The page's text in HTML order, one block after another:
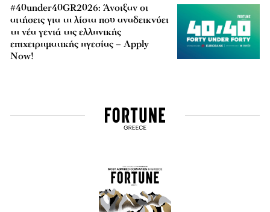
#40under40GR2026: Άνοιξαν οι
αιτήσεις για τη λίστα που αναδεικνύει
τη νέα γενιά της ελληνικής
επιχειρηματικής ηγεσίας – Apply
Now!